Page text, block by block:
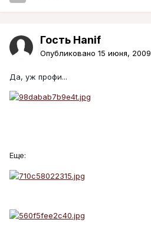
Гость Hanif
Опубликовано 15 июня, 2009
Да, уж профи...
Еще: